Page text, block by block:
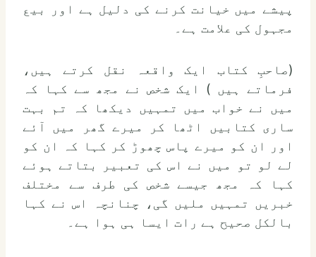
پیشے میں خیانت کرنے کی دلیل ہے اور بیع
مجہول کی علامت ہے۔
(صاحبِ کتاب ایک واقعہ نقل کرتے ہیں،
فرماتے ہیں ) ایک شخص نے مجھ سے کہا کہ
میں نے خواب میں تمہیں دیکھا کہ تم بہت
ساری کتابیں اٹھا کر میرے گھر میں آئے
اور ان کو میرے پاس چھوڑ کر کہا کہ ان کو
لے لو تو میں نے اس کی تعبیر بتاتے ہوئے
کہا کہ مجھ جیسے شخص کی طرف سے مختلف
خبریں تمہیں ملیں گی، چنانچہ اس نے کہا
بالکل صحیح ہے رات ایسا ہی ہوا ہے۔